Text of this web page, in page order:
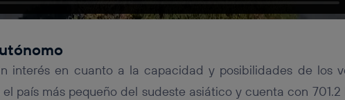
interés en cuanto a la capacidad y posibilidades de los
país más pequeño del sudeste asiático y cuenta con 701.2